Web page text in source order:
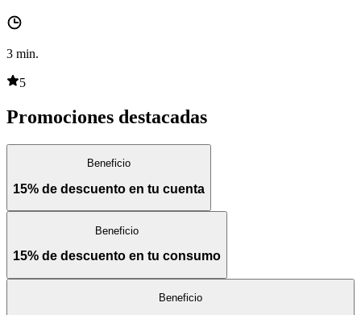
3 min.
5
Promociones destacadas
Beneficio
15% de descuento en tu cuenta
Beneficio
15% de descuento en tu consumo
Beneficio